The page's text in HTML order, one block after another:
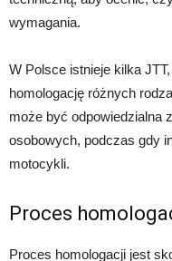
wymagania.
W Polsce istnieje kilka
homologację różnych
może być odpowiedzialna
osobowych, podczas gdy
motocykli.
Proces
Proces homologacji jest